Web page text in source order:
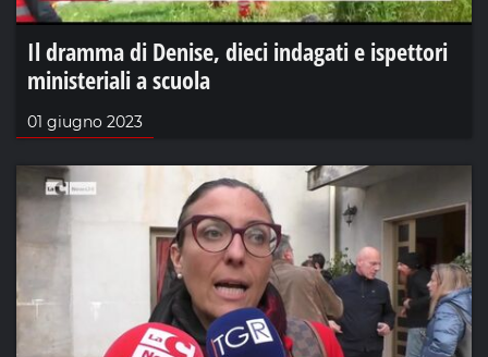
Il dramma di Denise, dieci indagati e ispettori
ministeriali a scuola
01 giugno 2023